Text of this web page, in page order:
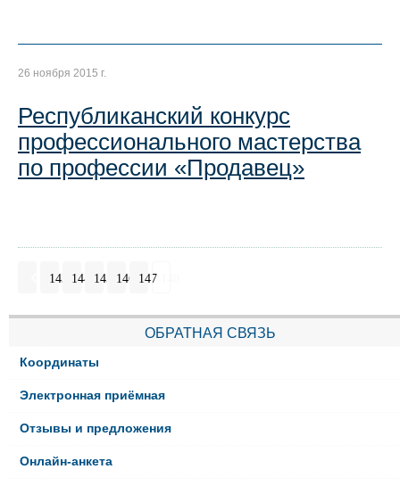
26 ноября 2015 г.
Республиканский конкурс
профессионального мастерства
по профессии «Продавец»
143 144 145 146 147
ОБРАТНАЯ СВЯЗЬ
Координаты
Электронная приёмная
Отзывы и предложения
Онлайн-анкета